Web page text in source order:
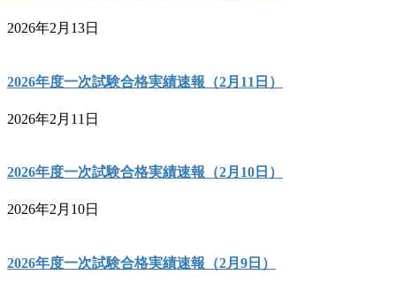
2026年2月13日
2026年度一次試験合格実績速報（2月11日）
2026年2月11日
2026年度一次試験合格実績速報（2月10日）
2026年2月10日
2026年度一次試験合格実績速報（2月9日）